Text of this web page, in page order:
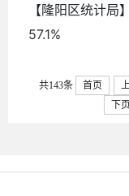
【隆阳区统计局】
57.1%
共143条 首页
下